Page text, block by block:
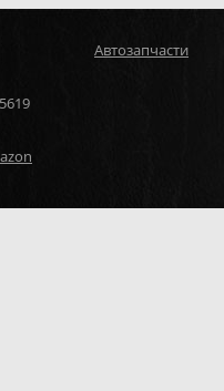
Автозапчасти